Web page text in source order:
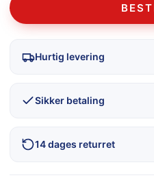
Hurtig levering
Sikker betaling
14 dages returret